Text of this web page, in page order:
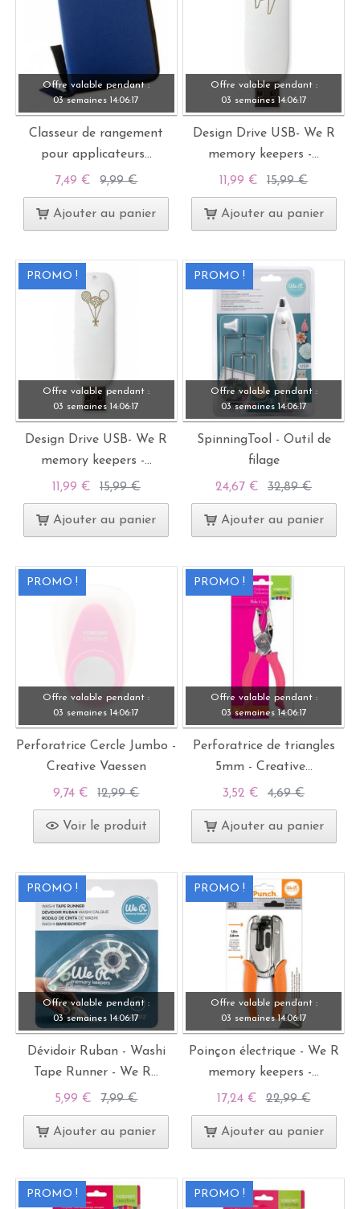
Offre valable pendant :
03 semaines 14:06:15
Classeur de rangement
pour applicateurs...
7,49 € 9,99 €
Ajouter au panier
Offre valable pendant :
03 semaines 14:06:15
Design Drive USB- We R
memory keepers -...
11,99 € 15,99 €
Ajouter au panier
PROMO !
Offre valable pendant :
03 semaines 14:06:15
Design Drive USB- We R
memory keepers -...
11,99 € 15,99 €
Ajouter au panier
PROMO !
Offre valable pendant :
03 semaines 14:06:15
SpinningTool - Outil de
filage
24,67 € 32,89 €
Ajouter au panier
PROMO !
Offre valable pendant :
03 semaines 14:06:15
Perforatrice Cercle Jumbo -
Creative Vaessen
9,74 € 12,99 €
Voir le produit
PROMO !
Offre valable pendant :
03 semaines 14:06:15
Perforatrice de triangles
5mm - Creative...
3,52 € 4,69 €
Ajouter au panier
PROMO !
Offre valable pendant :
03 semaines 14:06:15
Dévidoir Ruban - Washi
Tape Runner - We R...
5,99 € 7,99 €
Ajouter au panier
PROMO !
Offre valable pendant :
03 semaines 14:06:15
Poinçon électrique - We R
memory keepers -...
17,24 € 22,99 €
Ajouter au panier
PROMO ! PROMO !